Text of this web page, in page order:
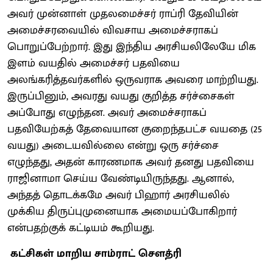
அவர் முன்னாள் முதலமைச்சர் ராப்ரி தேவியின்
அமைச்சரவையில் விவசாய அமைச்சராகப்
பொறுப்பேற்றார். இது இந்திய அரசியலிலேயே மிக
இளம் வயதில் அமைச்சர் பதவியை
அலங்கரித்தவர்களில் ஒருவராக அவரை மாற்றியது.
இருப்பினும், அவரது வயது குறித்த சர்ச்சைகள்
அப்போது எழுந்தன. அவர் அமைச்சராகப்
பதவியேற்கத் தேவையான குறைந்தபட்ச வயதை (25
வயது) அடையவில்லை என்று ஒரு சர்ச்சை
எழுந்தது, அதன் காரணமாக அவர் தனது பதவியை
ராஜினாமா செய்ய வேண்டியிருந்தது. ஆனால்,
அந்தத் தொடக்கமே அவர் பிஹார் அரசியலில்
முக்கிய திருப்புமுனையாக அமையப்போகிறார்
என்பதற்குக் கட்டியம் கூறியது.
கட்சிகள் மாறிய சாம்ராட் சௌத்ரி